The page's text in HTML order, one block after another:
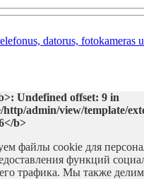
Undefined offset: 9 in
http/admin/view/template/
b>
файлы cookie для
функций
трафика. Мы также